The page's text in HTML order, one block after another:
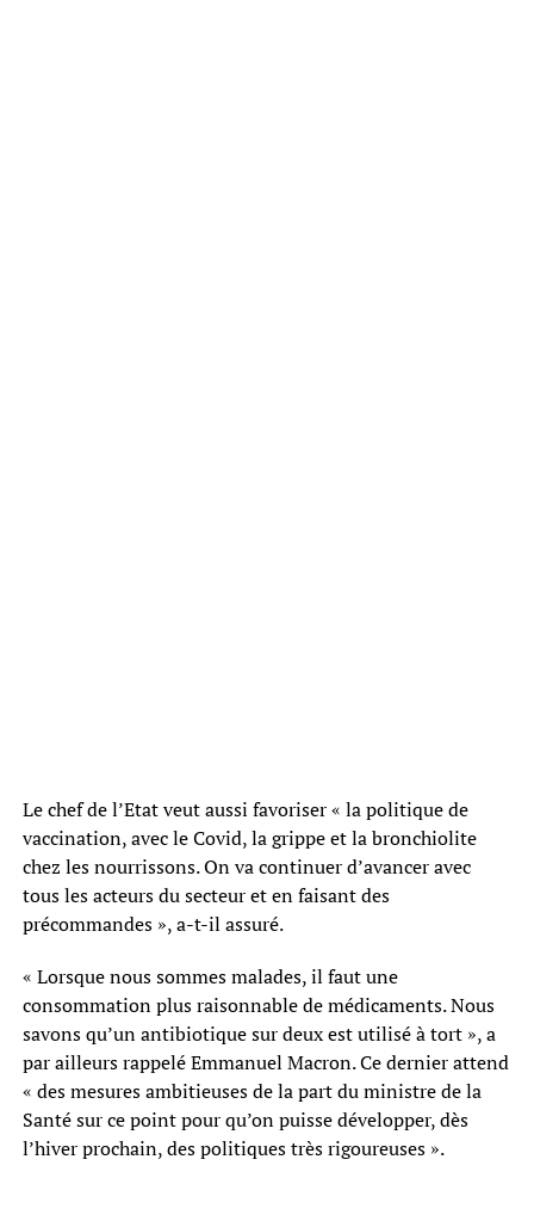
Le chef de l’Etat veut aussi favoriser « la politique de
vaccination, avec le Covid, la grippe et la bronchiolite
chez les nourrissons. On va continuer d’avancer avec
tous les acteurs du secteur et en faisant des
précommandes », a-t-il assuré.
« Lorsque nous sommes malades, il faut une
consommation plus raisonnable de médicaments. Nous
savons qu’un antibiotique sur deux est utilisé à tort », a
par ailleurs rappelé Emmanuel Macron. Ce dernier attend
« des mesures ambitieuses de la part du ministre de la
Santé sur ce point pour qu’on puisse développer, dès
l’hiver prochain, des politiques très rigoureuses ».